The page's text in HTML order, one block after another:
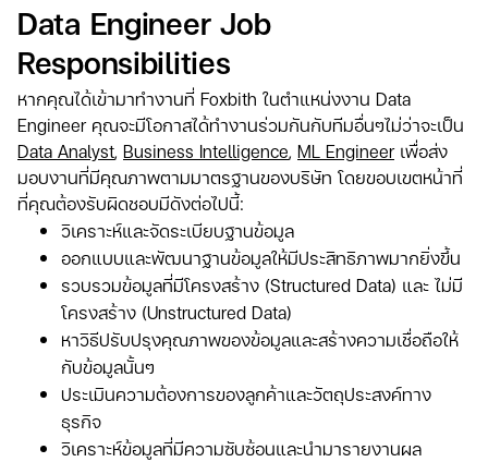
Data Engineer Job
Responsibilities
หากคุณได้เข้ามาทำงานที่ Foxbith ในตำแหน่งงาน Data
Engineer คุณจะมีโอกาสได้ทำงานร่วมกันกับทีมอื่นๆไม่ว่าจะเป็น
Data Analyst, Business Intelligence, ML Engineerเพื่อส่ง
มอบงานที่มีคุณภาพตามมาตรฐานของบริษัท โดยขอบเขตหน้าที่
ที่คุณต้องรับผิดชอบมีดังต่อไปนี้:
วิเคราะห์และจัดระเบียบฐานข้อมูล
ออกแบบและพัฒนาฐานข้อมูลให้มีประสิทธิภาพมากยิ่งขึ้น
รวบรวมข้อมูลที่มีโครงสร้าง (Structured Data) และ ไม่มี
โครงสร้าง (Unstructured Data)
หาวิธีปรับปรุงคุณภาพของข้อมูลและสร้างความเชื่อถือให้
กับข้อมูลนั้นๆ
ประเมินความต้องการของลูกค้าและวัตถุประสงค์ทาง
ธุรกิจ
วิเคราะห์ข้อมูลที่มีความซับซ้อนและนำมารายงานผล